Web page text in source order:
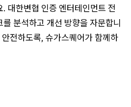
대한변협 인증 엔터테인먼트 전
분석하고 개선 방향을 자문합니
전하도록, 슈가스퀘어가 함께하